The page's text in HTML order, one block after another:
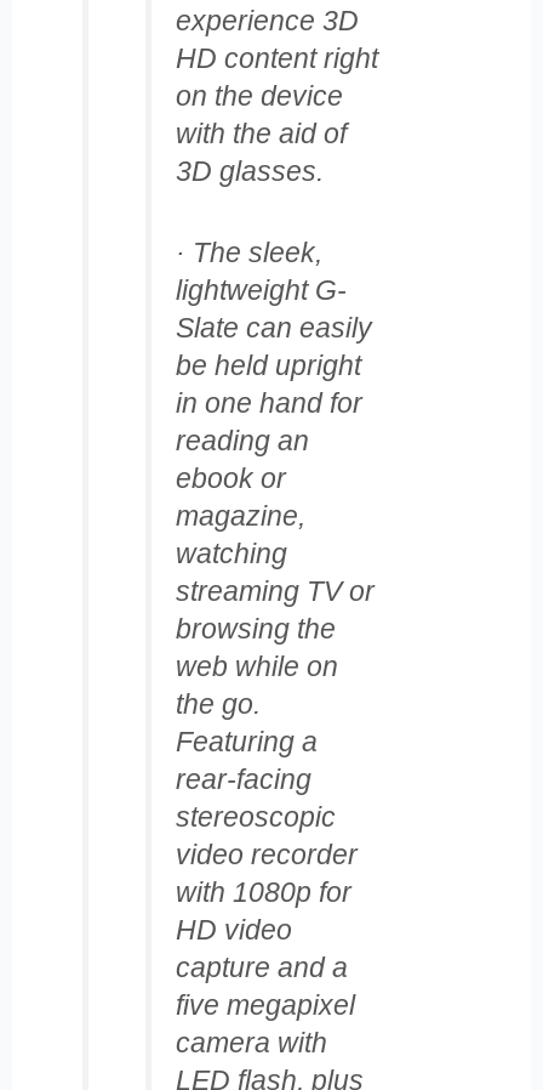
experience 3D
HD content right
on the device
with the aid of
3D glasses.
· The sleek,
lightweight G-
Slate can easily
be held upright
in one hand for
reading an
ebook or
magazine,
watching
streaming TV or
browsing the
web while on
the go.
Featuring a
rear-facing
stereoscopic
video recorder
with 1080p for
HD video
capture and a
five megapixel
camera with
LED flash, plus